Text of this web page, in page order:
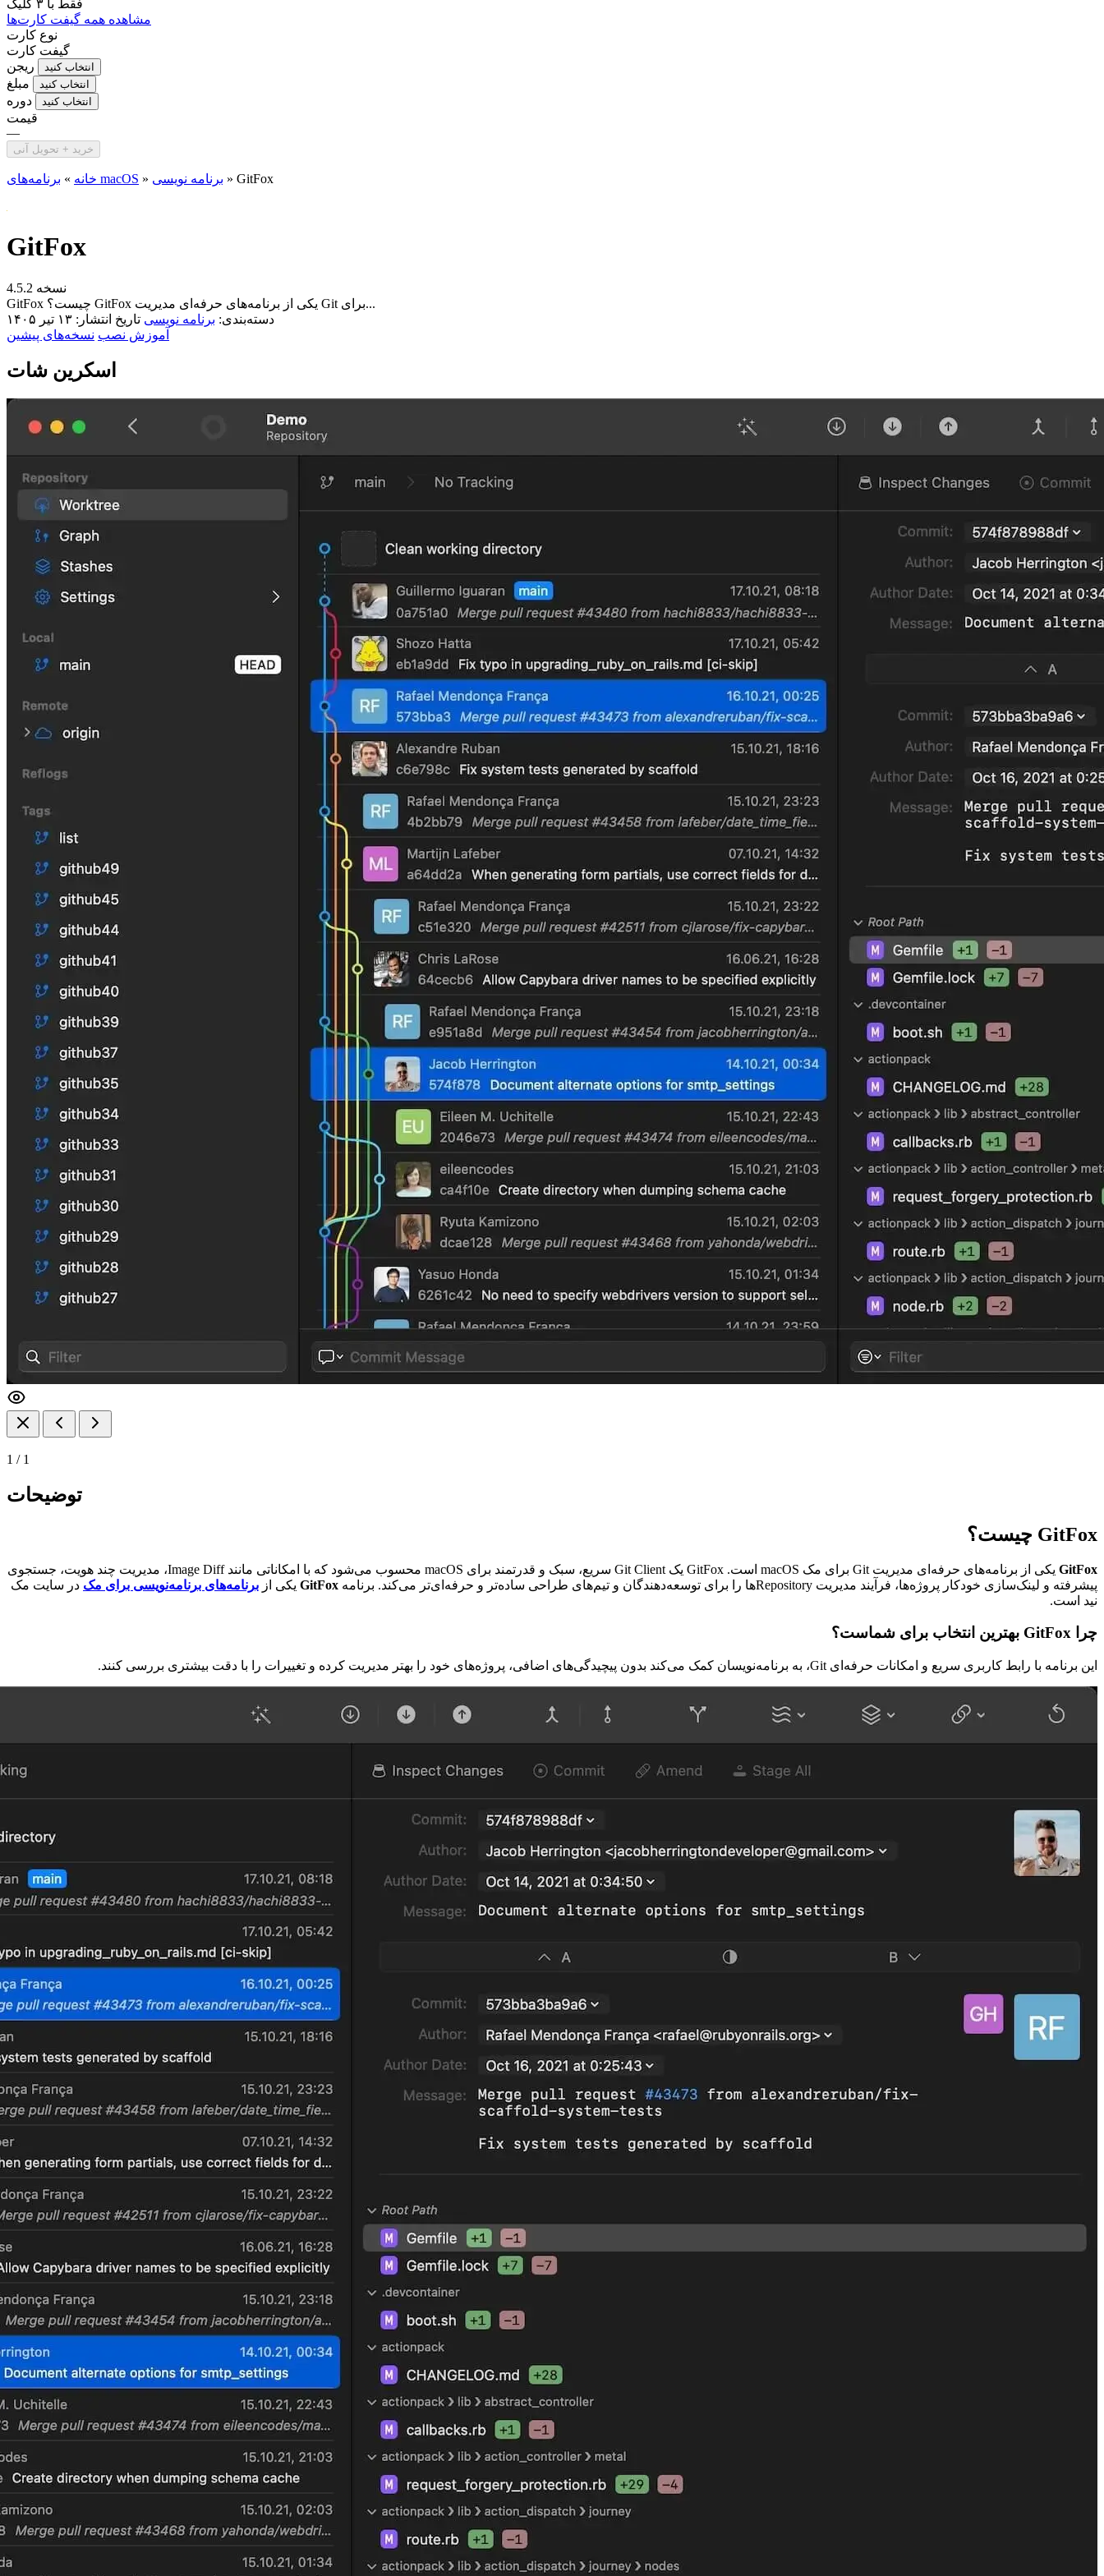
فقط با ۳ کلیک
مشاهده همه گیفت کارت‌ها
نوع کارت
گیفت کارت
ریجن
انتخاب کنید
مبلغ انتخاب کنید
دوره انتخاب کنید
قیمت
—
خرید + تحویل آنی
خانه » برنامه‌های macOS » برنامه نویسی » GitFox
GitFox
نسخه 4.5.2
GitFox چیست؟ GitFox یکی از برنامه‌های حرفه‌ای مدیریت Git برای...
دسته‌بندی: برنامه نویسی تاریخ انتشار: ۱۳ تیر ۱۴۰۵
آموزش نصب نسخه‌های پیشین
اسکرین شات
1 / 1
توضیحات
GitFox چیست؟
GitFox
یکی از برنامه‌های حرفه‌ای مدیریت Git برای مک macOS است. GitFox یک Git Client سریع، سبک و قدرتمند برای macOS محسوب می‌شود که با امکاناتی مانند Image Diff، مدیریت چند هویت، جستجوی
پیشرفته و لینک‌سازی خودکار پروژه‌ها، فرآیند مدیریت Repositoryها را برای توسعه‌دهندگان و تیم‌های طراحی ساده‌تر و حرفه‌ای‌تر می‌کند. برنامه
GitFox یکی از برنامه‌های برنامه‌نویسی برای مک در سایت مک
نید است.
چرا GitFox بهترین انتخاب برای شماست؟
این برنامه با رابط کاربری سریع و امکانات حرفه‌ای Git، به برنامه‌نویسان کمک می‌کند بدون پیچیدگی‌های اضافی، پروژه‌های خود را بهتر مدیریت کرده و تغییرات را با دقت بیشتری بررسی کنند.